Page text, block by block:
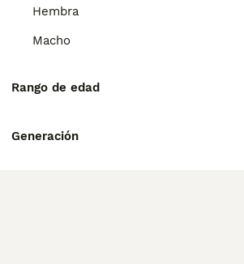
Hembra
Macho
Rango de edad
Generación